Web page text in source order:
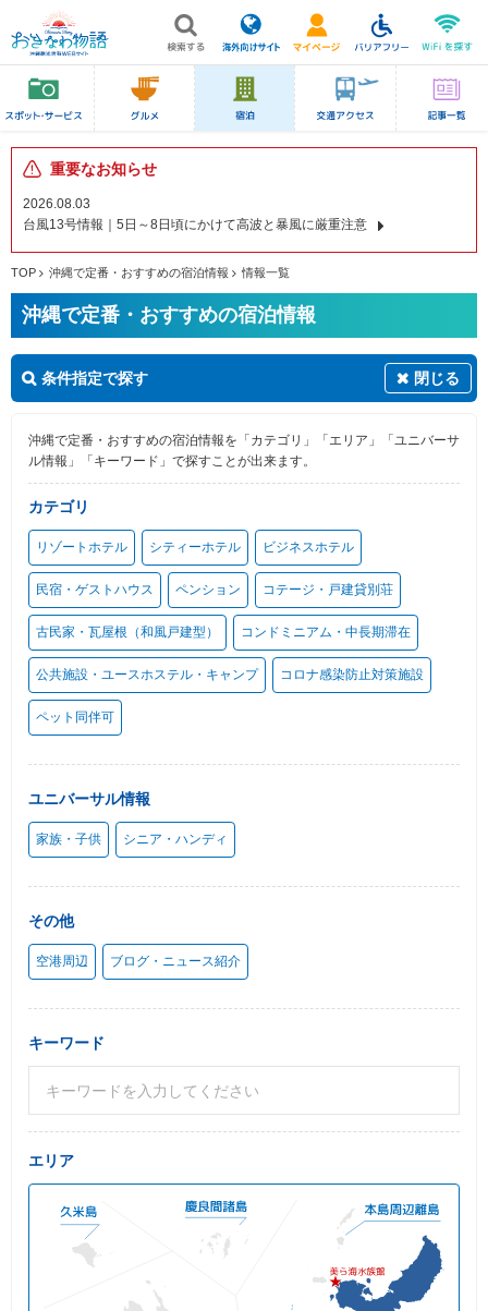
重要なお知らせ
2026.08.03
台風13号情報｜5日～8日頃にかけて高波と暴風に厳重注意
TOP 沖縄で定番・おすすめの宿泊情報 情報一覧
沖縄で定番・おすすめの宿泊情報
条件指定で探す 閉じる
沖縄で定番・おすすめの宿泊情報を「カテゴリ」「エリア」「ユニバーサ
ル情報」「キーワード」で探すことが出来ます。
カテゴリ
リゾートホテル シティーホテル ビジネスホテル
民宿・ゲストハウス ペンション コテージ・戸建貸別荘
古民家・瓦屋根（和風戸建型） コンドミニアム・中長期滞在
公共施設・ユースホステル・キャンプ コロナ感染防止対策施設
ペット同伴可
ユニバーサル情報
家族・子供 シニア・ハンディ
その他
空港周辺 ブログ・ニュース紹介
キーワード
エリア